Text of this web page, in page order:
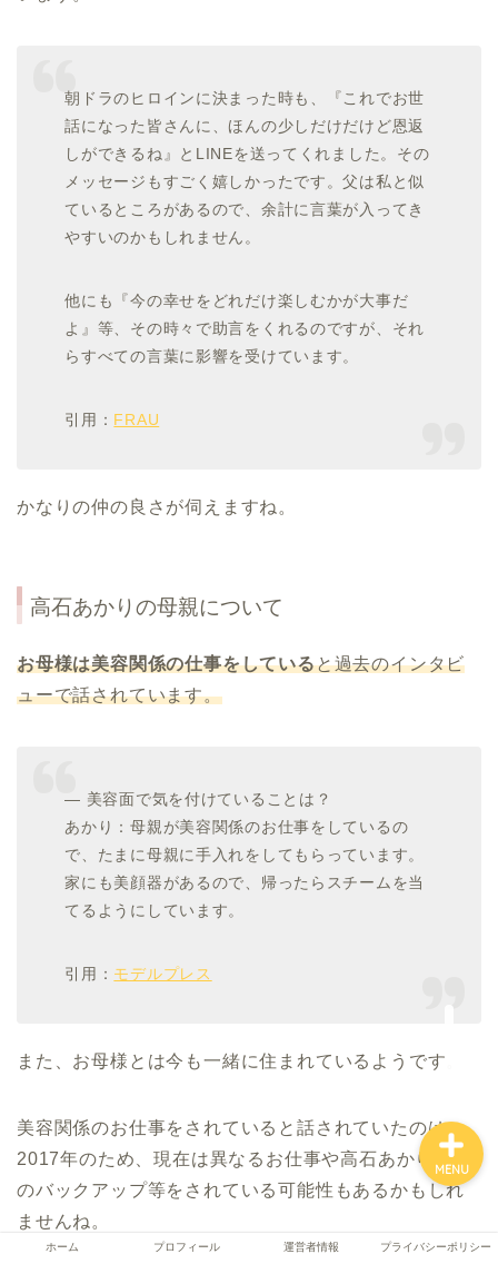
朝ドラのヒロインに決まった時も、『これでお世
話になった皆さんに、ほんの少しだけだけど恩返
しができるね』とLINEを送ってくれました。その
メッセージもすごく嬉しかったです。父は私と似
ているところがあるので、余計に言葉が入ってき
やすいのかもしれません。
他にも『今の幸せをどれだけ楽しむかが大事だ
よ』等、その時々で助言をくれるのですが、それ
らすべての言葉に影響を受けています。
引用： FRAU
かなりの仲の良さが伺えますね。
高石あかりの母親について
お母様は美容関係の仕事をしていると過去のインタビ
ューで話されています。
― 美容面で気を付けていることは？
あかり：母親が美容関係のお仕事をしているの
で、たまに母親に手入れをしてもらっています。
家にも美顔器があるので、帰ったらスチームを当
てるようにしています。
引用： モデルプレス
また、お母様とは今も一緒に住まれているようです。
美容関係のお仕事をされていると話されていたのは
2017年のため、現在は異なるお仕事や高石あかりさん
のバックアップ等をされている可能性もあるかもしれ
ませんね。
ホーム プロフィール 運営者情報 プライバシーポリシー
MENU
ホーム